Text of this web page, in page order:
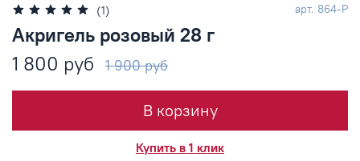
(1) арт. 864-P
Акригель розовый 28 г
1 800 руб
1 900 руб
В корзину
Купить в 1 клик